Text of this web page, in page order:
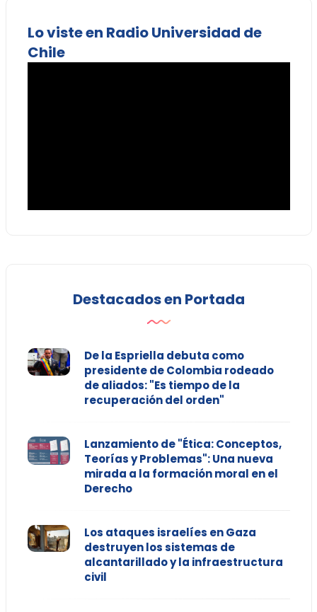
Lo viste en Radio Universidad de
Chile
Destacados en Portada
De la Espriella debuta como
presidente de Colombia rodeado
de aliados: "Es tiempo de la
recuperación del orden"
Lanzamiento de "Ética: Conceptos,
Teorías y Problemas": Una nueva
mirada a la formación moral en el
Derecho
Los ataques israelíes en Gaza
destruyen los sistemas de
alcantarillado y la infraestructura
civil